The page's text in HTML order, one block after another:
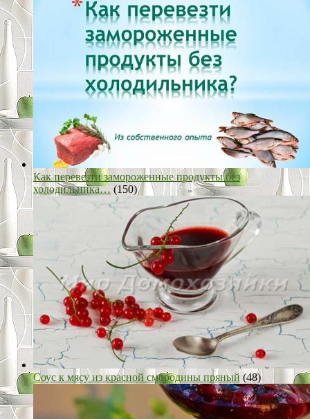
Как перевезти замороженные продукты без
холодильника… (150)
Соус к мясу из красной смородины пряный (48)